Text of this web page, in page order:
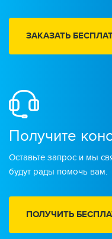
ЗАКАЗАТЬ
Получите
Оставьте запрос и мы
будут рады помочь вам.
ПОЛУЧИТЬ